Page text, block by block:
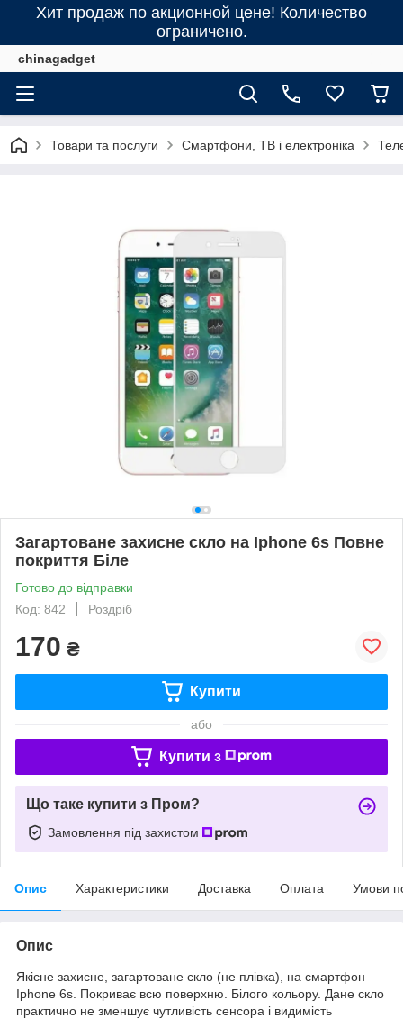
Хит продаж по акционной цене! Количество
ограничено.
chinagadget
Товари та послуги Смартфони, ТВ і електроніка
Загартоване захисне скло на Iphone 6s Повне
покриття Біле
Готово до відправки
Код: 842
Роздріб
170 ₴
Купити
або
Купити з
Що таке купити з Пром?
Замовлення під захистом
Опис Характеристики Доставка Оплата Умови
Опис
Якісне захисне, загартоване скло (не плівка), на смартфон
Iphone 6s. Покриває всю поверхню. Білого кольору. Дане скло
практично не зменшує чутливість сенсора і видимість